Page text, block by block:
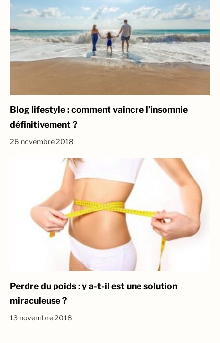
Blog lifestyle : comment vaincre l’insomnie
définitivement ?
26 novembre 2018
Perdre du poids : y a-t-il est une solution
miraculeuse ?
13 novembre 2018